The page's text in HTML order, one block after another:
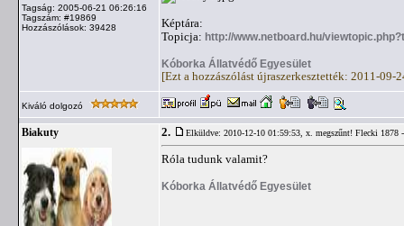
Tagság: 2005-06-21 06:26:16
Tagszám: #19869
Hozzászólások: 39428
Képtára:
Topicja: http://www.netboard.hu/
Kóborka Állatvédő Egyesület
[Ezt a hozzászólást újraszerkesztették: 2011-09-
Kiváló dolgozó
Biakuty 2. Elküldve: 2010-12-10 01:59:53, x. megszűnt! Flecki 1878 -
Róla tudunk valamit?
Kóborka Állatvédő Egyesület